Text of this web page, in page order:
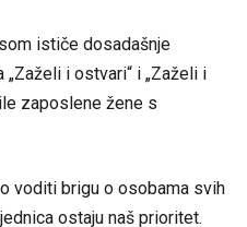
ističe dosadašnje
i ostvari“ i „Zaželi i
zaposlene žene s
voditi brigu o osobama svih
ostaju naš prioritet.